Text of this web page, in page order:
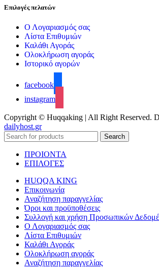
Επιλογές πελατών
Ο Λογαριασμός σας
Λίστα Επιθυμιών
Καλάθι Αγοράς
Ολοκλήρωση αγοράς
Ιστορικό αγορών
facebook
instagram
Copyright © Huqqaking | All Right Reserved.
dailyhost.gr
Search
ΠΡΟΙΟΝΤΑ
ΕΠΙΛΟΓΕΣ
HUQQA KING
Επικοινωνία
Αναζήτηση παραγγελίας
Όροι και προϋποθέσεις
Συλλογή και χρήση Προσωπικών
Ο Λογαριασμός σας
Λίστα Επιθυμιών
Καλάθι Αγοράς
Ολοκλήρωση αγοράς
Αναζήτηση παραγγελίας